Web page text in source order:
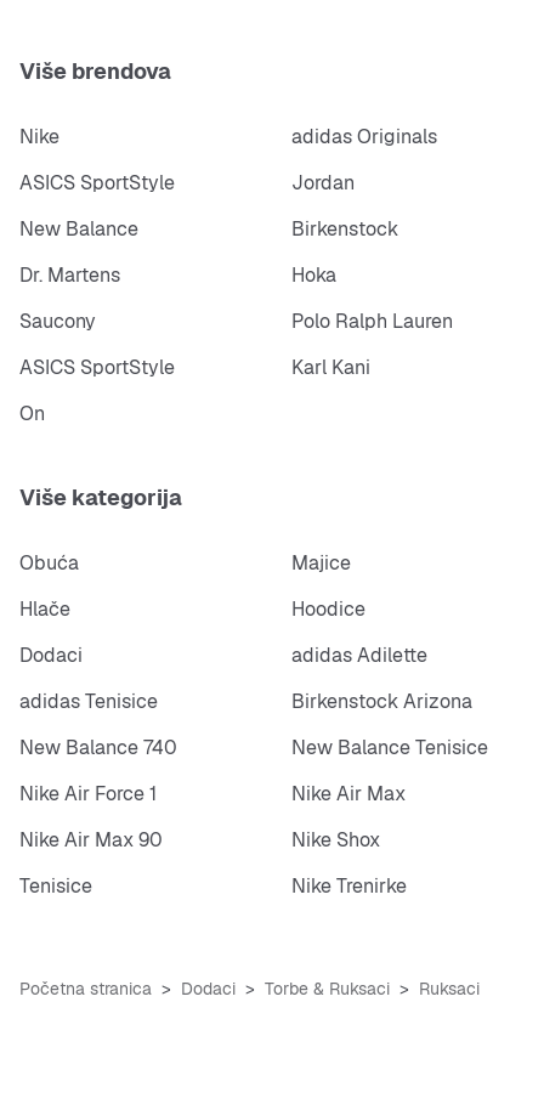
Više brendova
Nike
adidas Originals
ASICS SportStyle
Jordan
New Balance
Birkenstock
Dr. Martens
Hoka
Saucony
Polo Ralph Lauren
ASICS SportStyle
Karl Kani
On
Više kategorija
Obuća
Majice
Hlače
Hoodice
Dodaci
adidas Adilette
adidas Tenisice
Birkenstock Arizona
New Balance 740
New Balance Tenisice
Nike Air Force 1
Nike Air Max
Nike Air Max 90
Nike Shox
Tenisice
Nike Trenirke
Početna stranica Dodaci Torbe & Ruksaci Ruksaci